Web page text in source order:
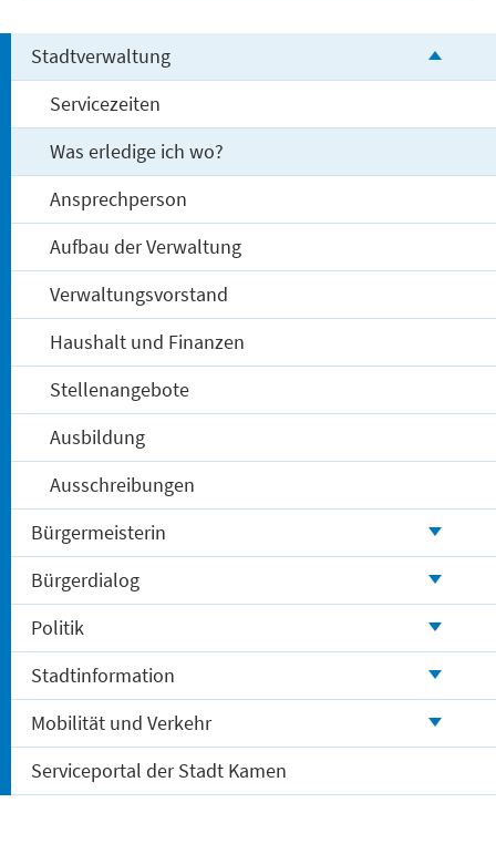
Stadtverwaltung
Servicezeiten
Was erledige ich wo?
Ansprechperson
Aufbau der Verwaltung
Verwaltungsvorstand
Haushalt und Finanzen
Stellenangebote
Ausbildung
Ausschreibungen
Bürgermeisterin
Bürgerdialog
Politik
Stadtinformation
Mobilität und Verkehr
Serviceportal der Stadt Kamen